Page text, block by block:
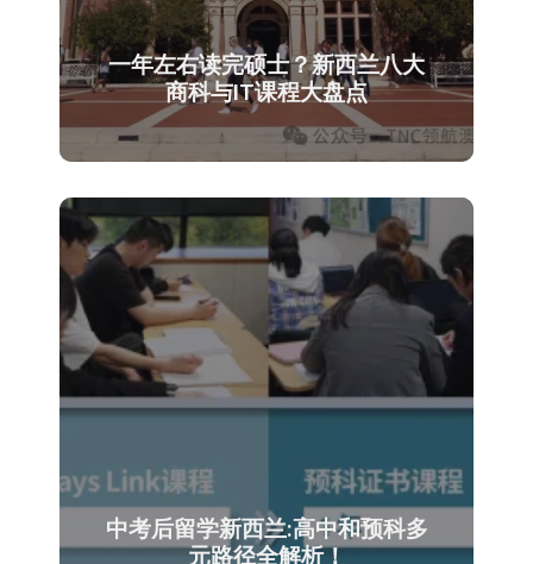
一年左右读完硕士？新西兰八大
商科与IT课程大盘点
中考后留学新西兰:高中和预科多
元路径全解析！